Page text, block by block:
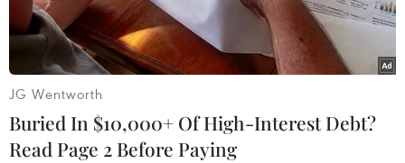
JG Wentworth
Buried In $10,000+ Of High-Interest Debt?
Read Page 2 Before Paying